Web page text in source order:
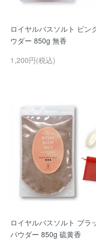
ロイヤルバスソルト ピン
ウダー 850g 無香
1,200円(税込)
ロイヤルバスソルト ブラ
パウダー 850g 硫黄香